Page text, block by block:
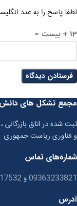
لطفا پاسخ را به عدد
13 + بیست =
مجمع تشکل های دانش
ثبت شده در اتاق
و فناوری ریاست جمهوری
شماره‌های تماس
09363233821و
آدرس